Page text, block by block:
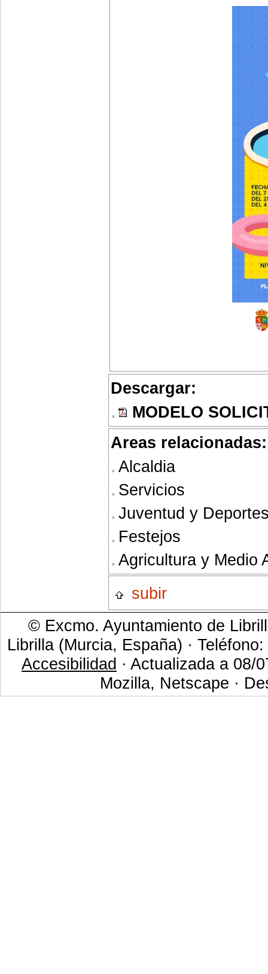
Descargar:
MODELO
Areas relacionadas:
Alcaldia
Servicios
Juventud y
Festejos
Agricultura y Medio
subir
© Excmo. Ayuntamiento de
Librilla (Murcia, España) ·
Accesibilidad · Actualizada a 08/
Mozilla, Netscape ·